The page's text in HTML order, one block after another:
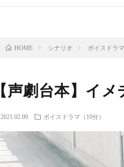
HOME シナリオ ボイスドラ
【声劇台本】イ
2021.02.09 ボイスドラマ（10分）